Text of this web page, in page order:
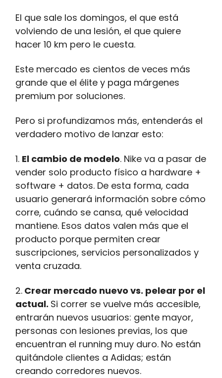
El que sale los domingos, el que está
volviendo de una lesión, el que quiere
hacer 10 km pero le cuesta.
Este mercado es cientos de veces más
grande que el élite y paga márgenes
premium por soluciones.
Pero si profundizamos más, entenderás el
verdadero motivo de lanzar esto:
1. El cambio de modelo. Nike va a pasar de
vender solo producto físico a hardware +
software + datos. De esta forma, cada
usuario generará información sobre cómo
corre, cuándo se cansa, qué velocidad
mantiene. Esos datos valen más que el
producto porque permiten crear
suscripciones, servicios personalizados y
venta cruzada.
2. Crear mercado nuevo vs. pelear por el
actual. Si correr se vuelve más accesible,
entrarán nuevos usuarios: gente mayor,
personas con lesiones previas, los que
encuentran el running muy duro. No están
quitándole clientes a Adidas; están
creando corredores nuevos.